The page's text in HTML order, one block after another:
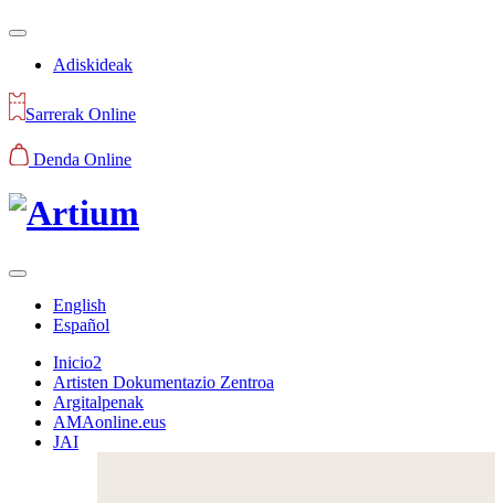
Adiskideak
Sarrerak Online
Denda Online
English
Español
Inicio2
Artisten Dokumentazio Zentroa
Argitalpenak
AMAonline.eus
JAI